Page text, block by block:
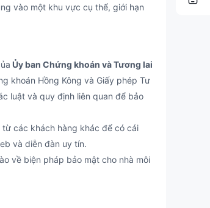
vào một khu vực cụ thể, giới hạn
Ủy ban Chứng khoán và Tương lai
khoán Hồng Kông và Giấy phép Tư
luật và quy định liên quan để bảo
các khách hàng khác để có cái
và diễn đàn uy tín.
về biện pháp bảo mật cho nhà môi